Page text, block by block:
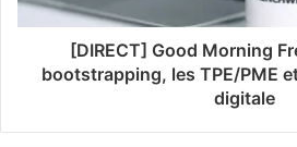
[DIRECT] Good Morning
bootstrapping, les TPE/PME
digitale